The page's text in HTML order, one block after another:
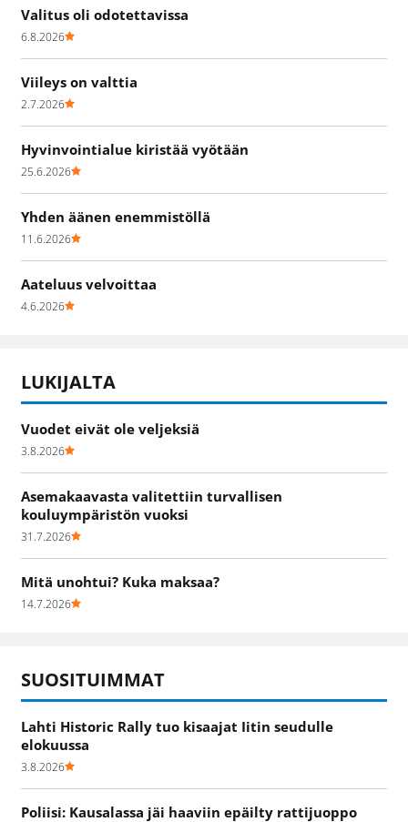
Valitus oli odotettavissa
6.8.2026
Viileys on valttia
2.7.2026
Hyvinvointialue kiristää vyötään
25.6.2026
Yhden äänen enemmistöllä
11.6.2026
Aateluus velvoittaa
4.6.2026
LUKIJALTA
Vuodet eivät ole veljeksiä
3.8.2026
Asemakaavasta valitettiin turvallisen
kouluympäristön vuoksi
31.7.2026
Mitä unohtui? Kuka maksaa?
14.7.2026
SUOSITUIMMAT
Lahti Historic Rally tuo kisaajat Iitin seudulle
elokuussa
3.8.2026
Poliisi: Kausalassa jäi haaviin epäilty rattijuoppo